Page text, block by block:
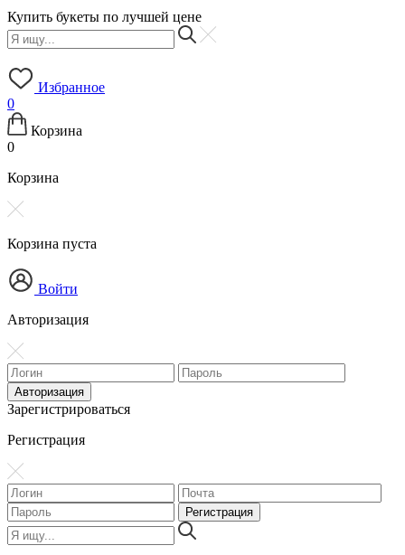
Купить букеты по лучшей цене
Избранное
0
Корзина
0
Корзина
Корзина пуста
Войти
Авторизация
Зарегистрироваться
Регистрация